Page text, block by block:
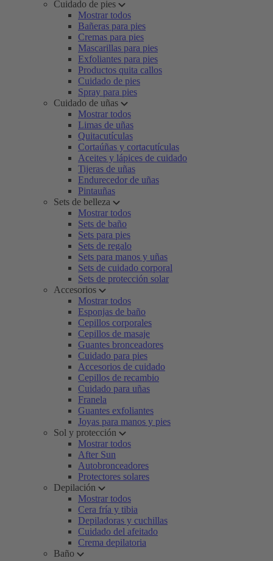
Cuidado de pies
Mostrar todos
Bañeras para pies
Cremas para pies
Mascarillas para pies
Exfoliantes para pies
Productos quita callos
Cuidado de pies
Spray para pies
Cuidado de uñas
Mostrar todos
Limas de uñas
Quitacutículas
Cortaúñas y cortacutículas
Aceites y lápices de cuidado
Tijeras de uñas
Endurecedor de uñas
Pintauñas
Sets de belleza
Mostrar todos
Sets de baño
Sets para pies
Sets de regalo
Sets para manos y uñas
Sets de cuidado corporal
Sets de protección solar
Accesorios
Mostrar todos
Esponjas de baño
Cepillos corporales
Cepillos de masaje
Guantes bronceadores
Cuidado para pies
Accesorios de cuidado
Cepillos de recambio
Cuidado para uñas
Franela
Guantes exfoliantes
Joyas para manos y pies
Sol y protección
Mostrar todos
After Sun
Autobronceadores
Protectores solares
Depilación
Mostrar todos
Cera fría y tibia
Depiladoras y cuchillas
Cuidado del afeitado
Crema depilatoria
Baño